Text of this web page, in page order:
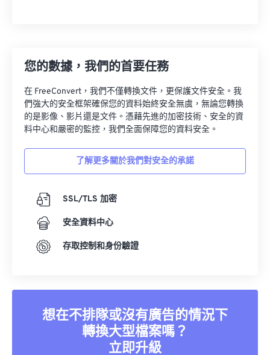
您的數據，我們的首要任務
在 FreeConvert，我們不僅轉換文件，更保護文件安全。我
們強大的安全框架確保您的資料始終安全無虞，無論您轉換
的是影像、影片還是文件。憑藉先進的加密技術、安全的資
料中心和嚴密的監控，我們全面保障您的資料安全。
了解更多關於我們對安全的承諾
SSL/TLS 加密
安全資料中心
存取控制和身份驗證
想在不排隊或沒有廣告的情況下
轉換大型檔案嗎？
立即升級